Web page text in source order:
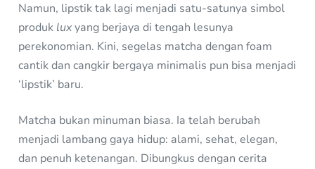
Namun, lipstik tak lagi menjadi satu-satunya simbol
produk luxyang berjaya di tengah lesunya
perekonomian. Kini, segelas matcha dengan foam
cantik dan cangkir bergaya minimalis pun bisa menjadi
‘lipstik’ baru.
Matcha bukan minuman biasa. Ia telah berubah
menjadi lambang gaya hidup: alami, sehat, elegan,
dan penuh ketenangan. Dibungkus dengan cerita